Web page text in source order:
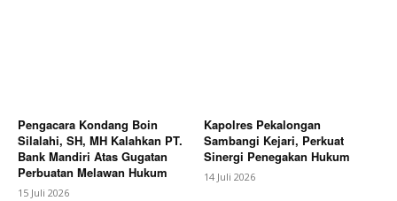
Pengacara Kondang Boin
Silalahi, SH, MH Kalahkan PT.
Bank Mandiri Atas Gugatan
Perbuatan Melawan Hukum
15 Juli 2026
Kapolres Pekalongan
Sambangi Kejari, Perkuat
Sinergi Penegakan Hukum
14 Juli 2026